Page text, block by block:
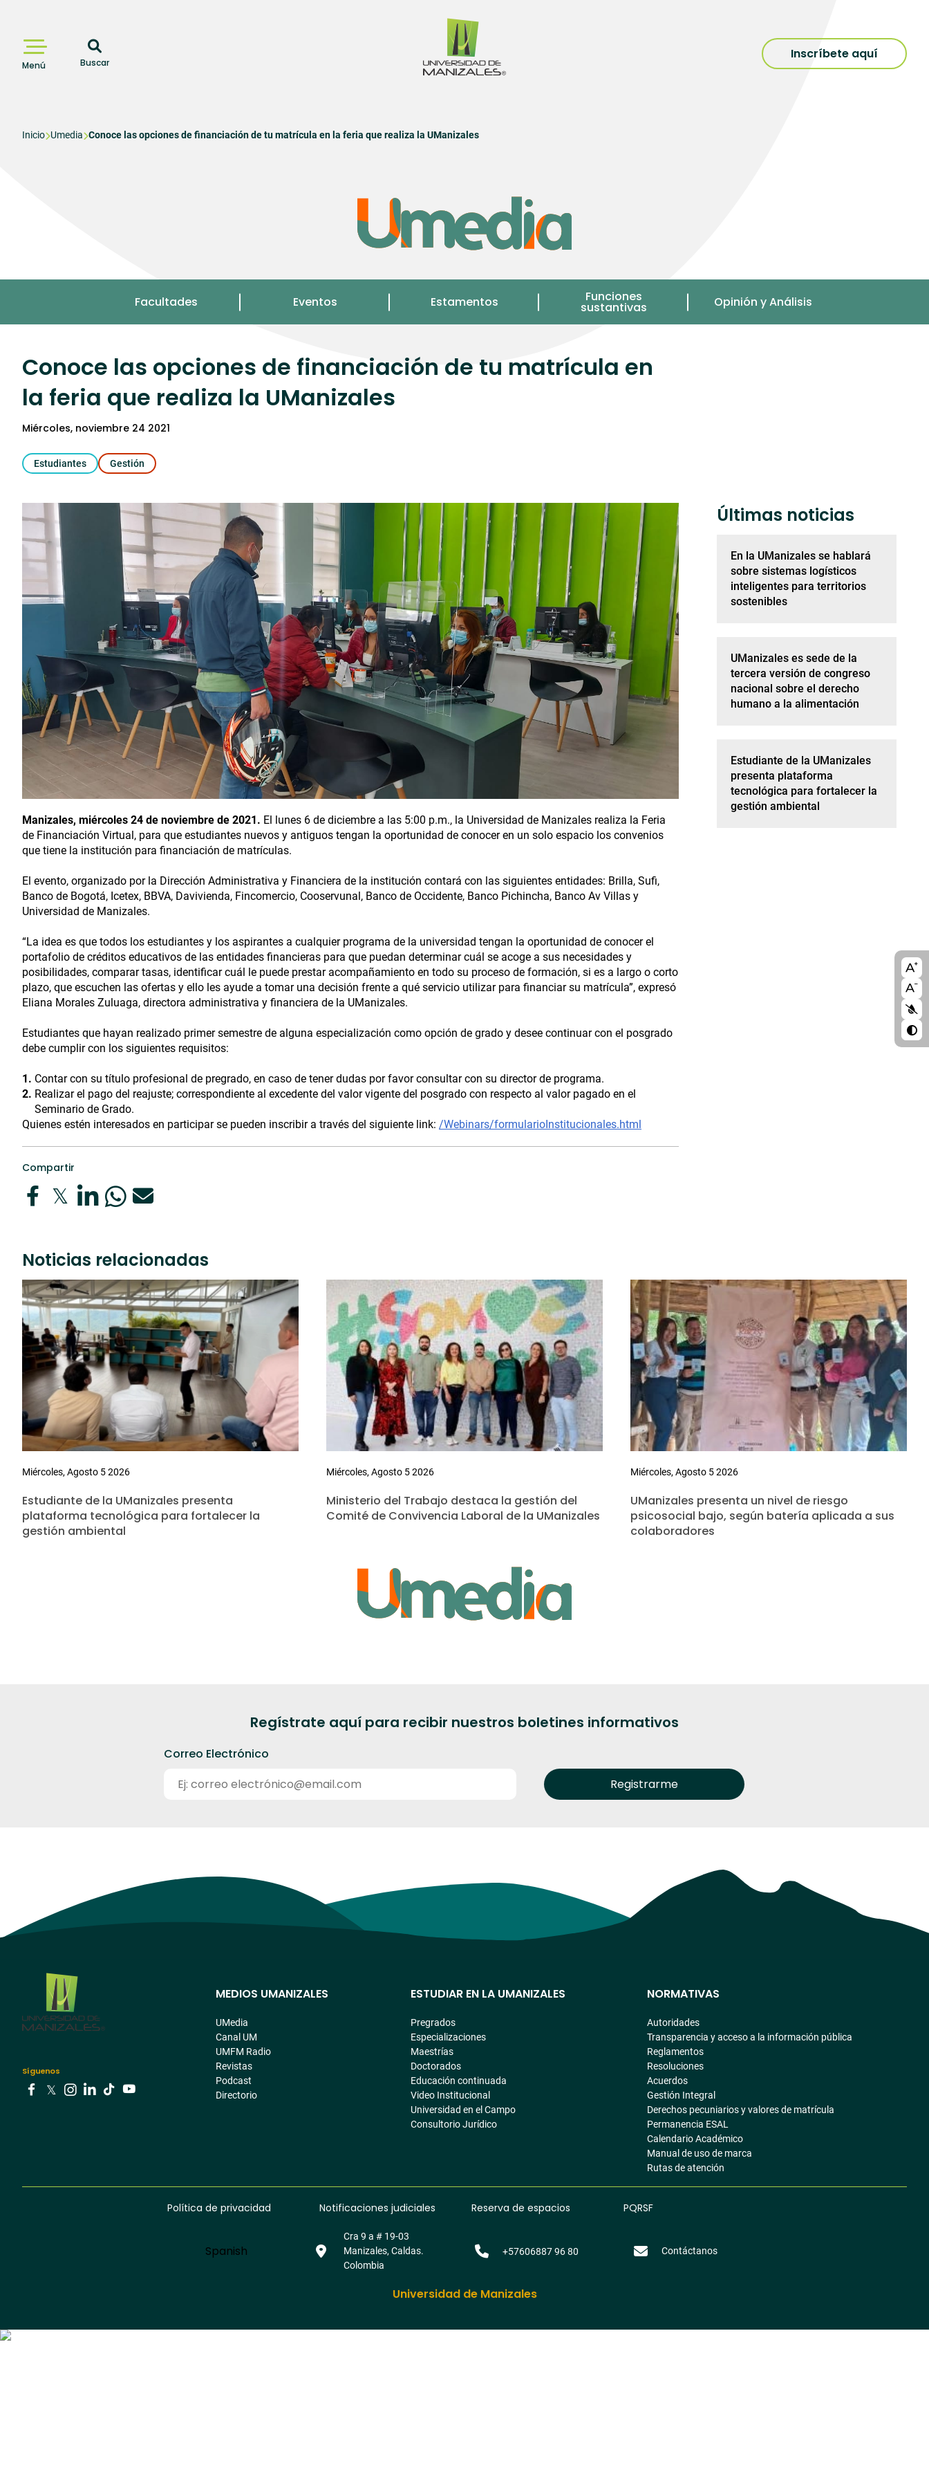
principal
Menú
Inscríbete aquí
Buscar
Sobrescribir
Inicio Umedia Conoce las opciones de financiación de tu matrícula en la feria que realiza la UManizales
Facultades Eventos Estamentos Funciones
sustantivas Opinión y Análisis
Conoce las opciones de financiación de tu matrícula en
la feria que realiza la UManizales
miércoles, noviembre 24 2021
Estudiantes Gestión
Manizales, miércoles 24 de noviembre de 2021. El lunes 6 de diciembre a las 5:00 p.m., la Universidad de Manizales realiza la Feria
de Financiación Virtual, para que estudiantes nuevos y antiguos tengan la oportunidad de conocer en un solo espacio los convenios
que tiene la institución para financiación de matrículas.
El evento, organizado por la Dirección Administrativa y Financiera de la institución contará con las siguientes entidades: Brilla, Sufi,
Banco de Bogotá, Icetex, BBVA, Davivienda, Fincomercio, Cooservunal, Banco de Occidente, Banco Pichincha, Banco Av Villas y
Universidad de Manizales.
“La idea es que todos los estudiantes y los aspirantes a cualquier programa de la universidad tengan la oportunidad de conocer el
portafolio de créditos educativos de las entidades financieras para que puedan determinar cuál se acoge a sus necesidades y
posibilidades, comparar tasas, identificar cuál le puede prestar acompañamiento en todo su proceso de formación, si es a largo o corto
plazo, que escuchen las ofertas y ello les ayude a tomar una decisión frente a qué servicio utilizar para financiar su matrícula”, expresó
Eliana Morales Zuluaga, directora administrativa y financiera de la UManizales.
Estudiantes que hayan realizado primer semestre de alguna especialización como opción de grado y desee continuar con el posgrado
debe cumplir con los siguientes requisitos:
Contar con su título profesional de pregrado, en caso de tener dudas por favor consultar con su director de programa.
Realizar el pago del reajuste; correspondiente al excedente del valor vigente del posgrado con respecto al valor pagado en el
Seminario de Grado.
Quienes estén interesados en participar se pueden inscribir a través del siguiente link: /Webinars/formularioInstitucionales.html
Compartir
Últimas noticias
En la UManizales se hablará
sobre sistemas logísticos
inteligentes para territorios
sostenibles
UManizales es sede de la
tercera versión de congreso
nacional sobre el derecho
humano a la alimentación
Estudiante de la UManizales
presenta plataforma
tecnológica para fortalecer la
gestión ambiental
Noticias relacionadas
Miércoles, Agosto 5 2026
Estudiante de la UManizales presenta
plataforma tecnológica para fortalecer la
gestión ambiental
Miércoles, Agosto 5 2026
Ministerio del Trabajo destaca la gestión del
Comité de Convivencia Laboral de la UManizales
Miércoles, Agosto 5 2026
UManizales presenta un nivel de riesgo
psicosocial bajo, según batería aplicada a sus
colaboradores
Regístrate aquí para recibir nuestros boletines informativos
Correo Electrónico
Síguenos
Menú
pre
footer
MEDIOS UMANIZALES
UMedia
Canal UM
UMFM Radio
Revistas
Podcast
Directorio
ESTUDIAR EN LA UMANIZALES
Pregrados
Especializaciones
Maestrías
Doctorados
Educación continuada
Video Institucional
Universidad en el Campo
Consultorio Jurídico
NORMATIVAS
Autoridades
Transparencia y acceso a la información pública
Reglamentos
Resoluciones
Acuerdos
Gestión Integral
Derechos pecuniarios y valores de matrícula
Permanencia ESAL
Calendario Académico
Manual de uso de marca
Rutas de atención
Política de privacidad Notificaciones judiciales Reserva de espacios PQRSF
Language
Spanish
Cra 9 a # 19-03
Manizales, Caldas.
Colombia
+57606887 96 80 Contáctanos
Universidad de Manizales